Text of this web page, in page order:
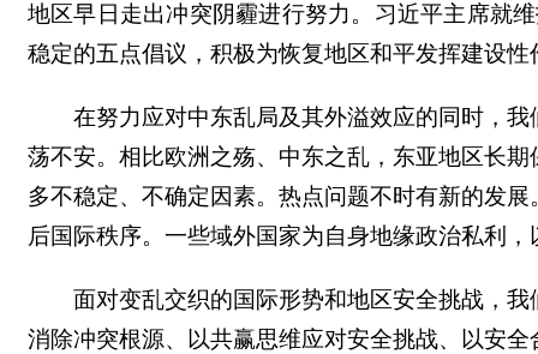
地区早日走出冲突阴霾进行努力。习近平主席就
稳定的五点倡议，积极为恢复地区和平发挥建设性
在努力应对中东乱局及其外溢效应的同时，
荡不安。相比欧洲之殇、中东之乱，东亚地区长
多不稳定、不确定因素。热点问题不时有新的发
后国际秩序。一些域外国家为自身地缘政治私利
面对变乱交织的国际形势和地区安全挑战，
消除冲突根源、以共赢思维应对安全挑战、以安